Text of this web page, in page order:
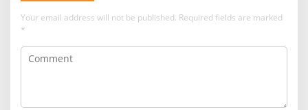
Your email address will not be published. Required fields are marked
*